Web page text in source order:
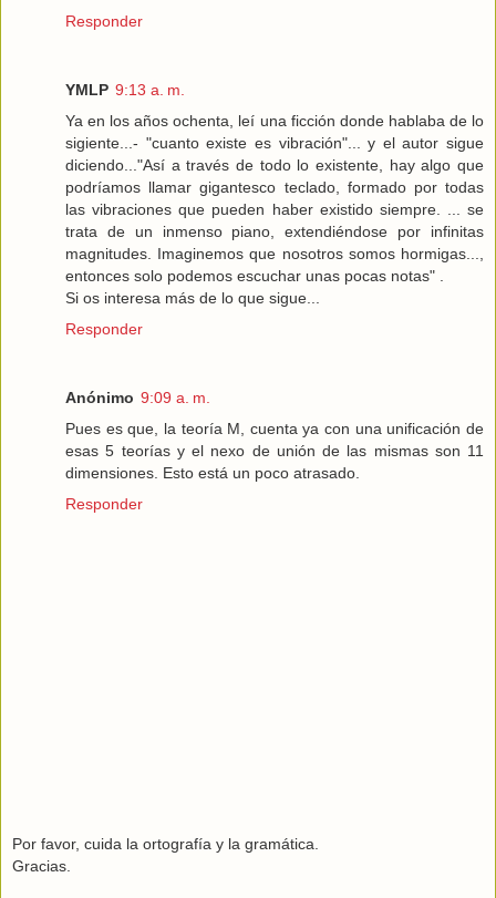
Responder
YMLP 9:13 a. m.
Ya en los años ochenta, leí una ficción donde hablaba de lo
sigiente...- "cuanto existe es vibración"... y el autor sigue
diciendo..."Así a través de todo lo existente, hay algo que
podríamos llamar gigantesco teclado, formado por todas
las vibraciones que pueden haber existido siempre. ... se
trata de un inmenso piano, extendiéndose por infinitas
magnitudes. Imaginemos que nosotros somos hormigas...,
entonces solo podemos escuchar unas pocas notas" .
Si os interesa más de lo que sigue...
Responder
Anónimo 9:09 a. m.
Pues es que, la teoría M, cuenta ya con una unificación de
esas 5 teorías y el nexo de unión de las mismas son 11
dimensiones. Esto está un poco atrasado.
Responder
Por favor, cuida la ortografía y la gramática.
Gracias.